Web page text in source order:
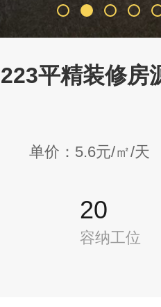
平精装修房
单价：5.6元/㎡/天
20
容纳工位